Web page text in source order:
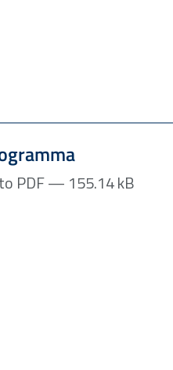
e TI POTREBBE
file:
PDF —
PDF — 155.14 kB